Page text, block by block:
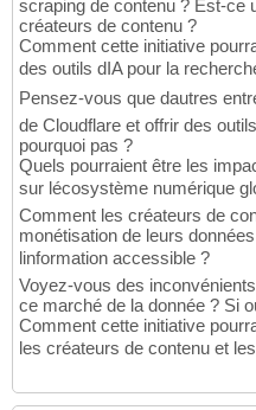
scraping de contenu ? Est-ce
créateurs de contenu ?
Comment cette initiative
des outils dIA pour la
Pensez-vous que dautres
de Cloudflare et offrir des
pourquoi pas ?
Quels pourraient être les
sur lécosystème numérique
Comment les créateurs de
monétisation de leurs
linformation accessible ?
Voyez-vous des
ce marché de la donnée ? Si
Comment cette initiative
les créateurs de contenu et